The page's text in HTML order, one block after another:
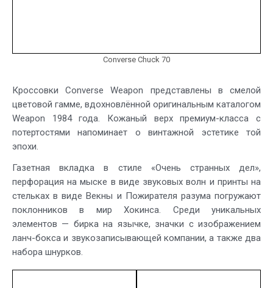
Converse Chuck 70
Кроссовки Converse Weapon представлены в смелой
цветовой гамме, вдохновлённой оригинальным каталогом
Weapon 1984 года. Кожаный верх премиум-класса с
потертостями напоминает о винтажной эстетике той
эпохи.
Газетная вкладка в стиле «Очень странных дел»,
перфорация на мыске в виде звуковых волн и принты на
стельках в виде Векны и Пожирателя разума погружают
поклонников в мир Хокинса. Среди уникальных
элементов — бирка на язычке, значки с изображением
ланч-бокса и звукозаписывающей компании, а также два
набора шнурков.